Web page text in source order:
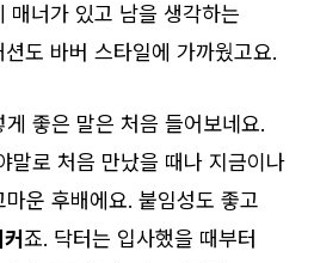
매너가 있고 남을 생각하는
도 바버 스타일에 가까웠고요.
게 좋은 말은 처음 들어보네요.
말로 처음 만났을 때나 지금이나
운 후배에요. 붙임성도 좋고
죠. 닥터는 입사했을 때부터